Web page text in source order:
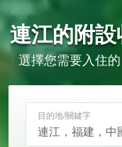
連江的附
選擇您需要入住
目的地/關鍵字